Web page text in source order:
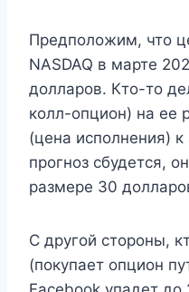
Предположим, что
NASDAQ в марте
долларов. Кто-то
колл-опцион) на ее
(цена исполнения)
прогноз сбудется,
размере 30
С другой стороны,
(покупает опцион